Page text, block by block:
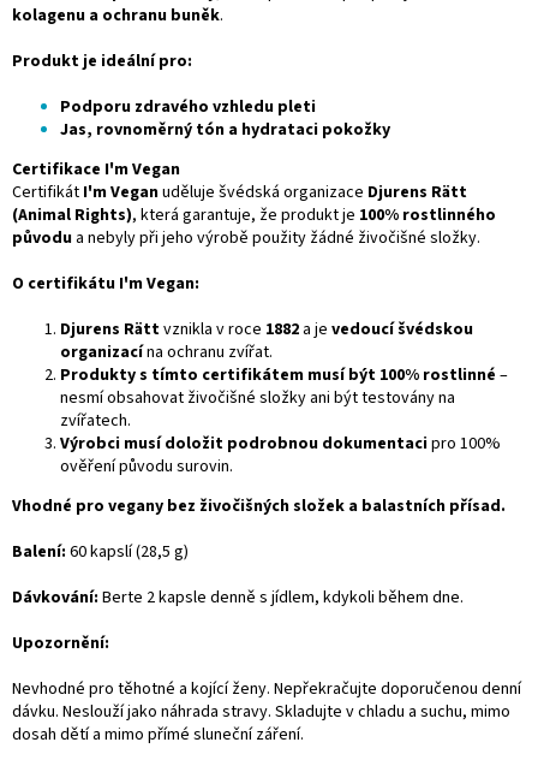
kolagenu a ochranu buněk.
Produkt je ideální pro:
Podporu zdravého vzhledu pleti
Jas, rovnoměrný tón a hydrataci pokožky
Certifikace I'm Vegan
Certifikát I'm Veganuděluje švédská organizace Djurens Rätt
(Animal Rights), která garantuje, že produkt je 100% rostlinného
původu a nebyly při jeho výrobě použity žádné živočišné složky.
O certifikátu I'm Vegan:
Djurens Rättvznikla v roce 1882 a je vedoucí švédskou
organizacína ochranu zvířat.
Produkty s tímto certifikátem musí být 100% rostlinné –
nesmí obsahovat živočišné složky ani být testovány na
zvířatech.
Výrobci musí doložit podrobnou dokumentacipro 100%
ověření původu surovin.
Vhodné pro vegany bez živočišných složek a balastních přísad.
Balení: 60 kapslí (28,5 g)
Dávkování: Berte 2 kapsle denně s jídlem, kdykoli během dne.
Upozornění:
Nevhodné pro těhotné a kojící ženy. Nepřekračujte doporučenou denní
dávku. Neslouží jako náhrada stravy. Skladujte v chladu a suchu, mimo
dosah dětí a mimo přímé sluneční záření.